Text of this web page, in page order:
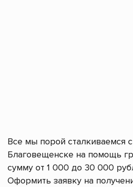
Все мы порой сталкиваемся
Благовещенске на помощь
сумму от 1 000 до 30 000
Оформить заявку на